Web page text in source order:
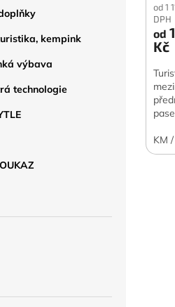
kempink
výbava
technologie
od 1
DPH
od
Kč
KM /